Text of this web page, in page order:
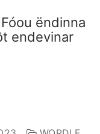
ëndinna
endevinar